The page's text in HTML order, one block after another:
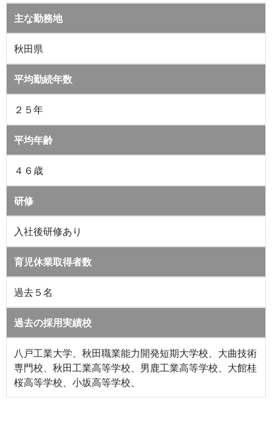
主な勤務地
秋田県
平均勤続年数
２５年
平均年齢
４６歳
研修
入社後研修あり
育児休業取得者数
過去５名
過去の採用実績校
八戸工業大学、秋田職業能力開発短期大学校、大曲技術
専門校、秋田工業高等学校、男鹿工業高等学校、大館桂
桜高等学校、小坂高等学校、